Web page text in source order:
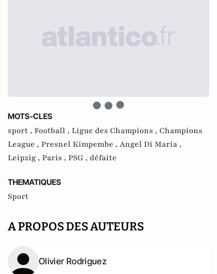
MOTS-CLES
sport , Football , Ligue des Champions , Champions
League , Presnel Kimpembe , Angel Di Maria ,
Leipzig , Paris , PSG , défaite
THEMATIQUES
Sport
A PROPOS DES AUTEURS
Olivier Rodriguez